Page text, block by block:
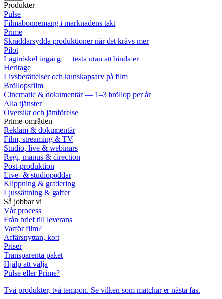
Produkter
Pulse
Filmabonnemang i marknadens takt
Prime
Skräddarsydda produktioner när det krävs mer
Pilot
Lågtröskel-ingång — testa utan att binda er
Heritage
Livsberättelser och kunskapsarv på film
Bröllopsfilm
Cinematic & dokumentär — 1–3 bröllop per år
Alla tjänster
Översikt och jämförelse
Prime-områden
Reklam & dokumentär
Film, streaming & TV
Studio, live & webinars
Regi, manus & direction
Post-produktion
Live- & studiopoddar
Klippning & gradering
Ljussättning & gaffer
Så jobbar vi
Vår process
Från brief till leverans
Varför film?
Affärsnyttan, kort
Priser
Transparenta paket
Hjälp att välja
Pulse eller Prime?
Två produkter, två tempon. Se vilken som matchar er nästa fas.